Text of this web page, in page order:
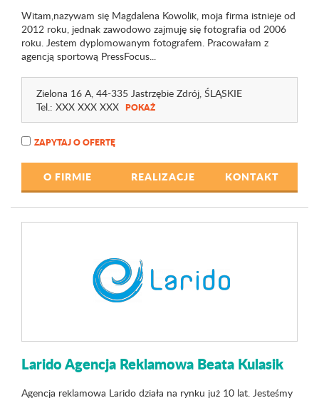
Witam,nazywam się Magdalena Kowolik, moja firma istnieje od
2012 roku, jednak zawodowo zajmuję się fotografia od 2006
roku. Jestem dyplomowanym fotografem. Pracowałam z
agencją sportową PressFocus...
Zielona 16 A, 44-335 Jastrzębie Zdrój, ŚLĄSKIE
Tel.: XXX XXX XXX POKAŻ
ZAPYTAJ O OFERTĘ
O FIRMIE REALIZACJE KONTAKT
Larido Agencja Reklamowa Beata Kulasik
Agencja reklamowa Larido działa na rynku już 10 lat. Jesteśmy